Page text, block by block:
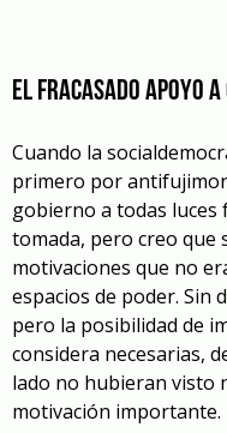
El fracasado apoyo
Cuando la
primero por
gobierno a todas luces
tomada, pero creo que
motivaciones que no
espacios de poder. Sin
pero la posibilidad de
considera necesarias,
lado no hubieran visto
motivación importante.